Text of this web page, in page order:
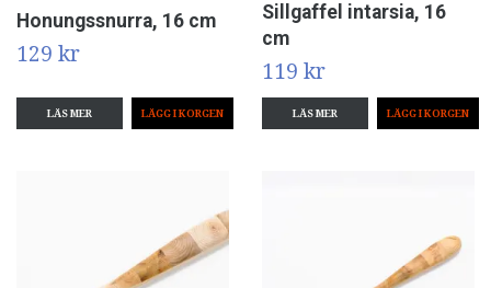
Honungssnurra, 16 cm
129 kr
LÄS MER
Sillgaffel intarsia, 16
cm
119 kr
LÄS MER